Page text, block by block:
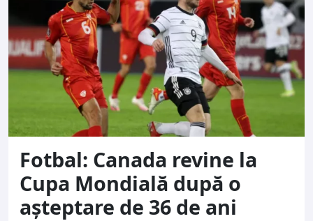
Fotbal: Canada revine la
Cupa Mondială după o
aşteptare de 36 de ani